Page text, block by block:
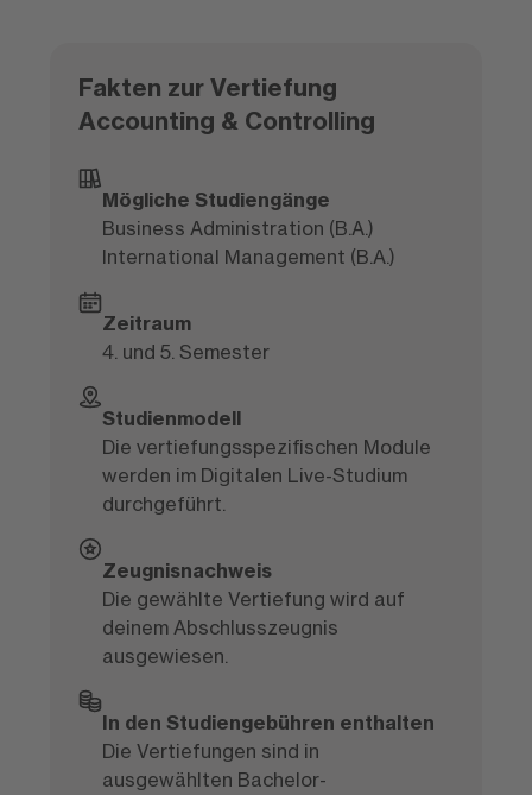
Fakten zur Vertiefung
Accounting & Controlling
Mögliche Studiengänge
Business Administration (B.A.)
International Management (B.A.)
Zeitraum
4. und 5. Semester
Studienmodell
Die vertiefungsspezifischen Module
werden im Digitalen Live-Studium
durchgeführt.
Zeugnisnachweis
Die gewählte Vertiefung wird auf
deinem Abschlusszeugnis
ausgewiesen.
In den Studiengebühren enthalten
Die Vertiefungen sind in
ausgewählten Bachelor-